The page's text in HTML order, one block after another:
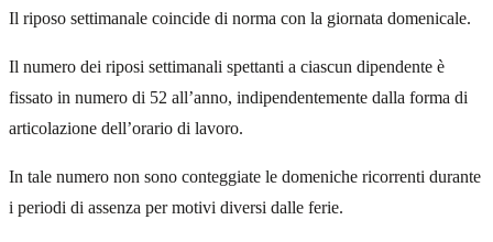
Il riposo settimanale coincide di norma con la giornata domenicale.
Il numero dei riposi settimanali spettanti a ciascun dipendente è
fissato in numero di 52 all’anno, indipendentemente dalla forma di
articolazione dell’orario di lavoro.
In tale numero non sono conteggiate le domeniche ricorrenti durante
i periodi di assenza per motivi diversi dalle ferie.